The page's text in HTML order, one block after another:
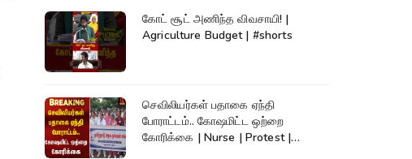
கோட் சூட் அணிந்த விவசாயி! |
Agriculture Budget | #shorts
செவிலியர்கள் பதாகை ஏந்தி
போராட்டம்.. கோஷமிட்ட ஒற்றை
கோரிக்கை | Nurse | Protest |